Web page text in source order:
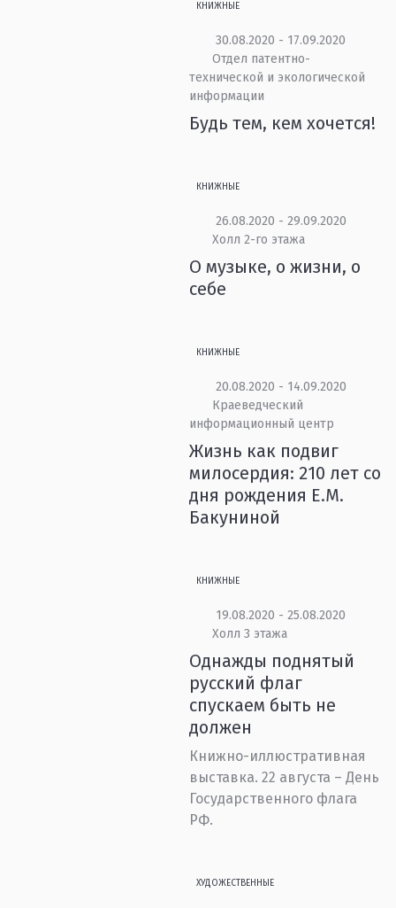
КНИЖНЫЕ
30.08.2020 - 17.09.2020
Отдел патентно-
технической и экологической
информации
Будь тем, кем хочется!
КНИЖНЫЕ
26.08.2020 - 29.09.2020
Холл 2-го этажа
О музыке, о жизни, о
себе
КНИЖНЫЕ
20.08.2020 - 14.09.2020
Краеведческий
информационный центр
Жизнь как подвиг
милосердия: 210 лет со
дня рождения Е.М.
Бакуниной
КНИЖНЫЕ
19.08.2020 - 25.08.2020
Холл 3 этажа
Однажды поднятый
русский флаг
спускаем быть не
должен
Книжно-иллюстративная
выставка. 22 августа – День
Государственного флага
РФ.
ХУДОЖЕСТВЕННЫЕ